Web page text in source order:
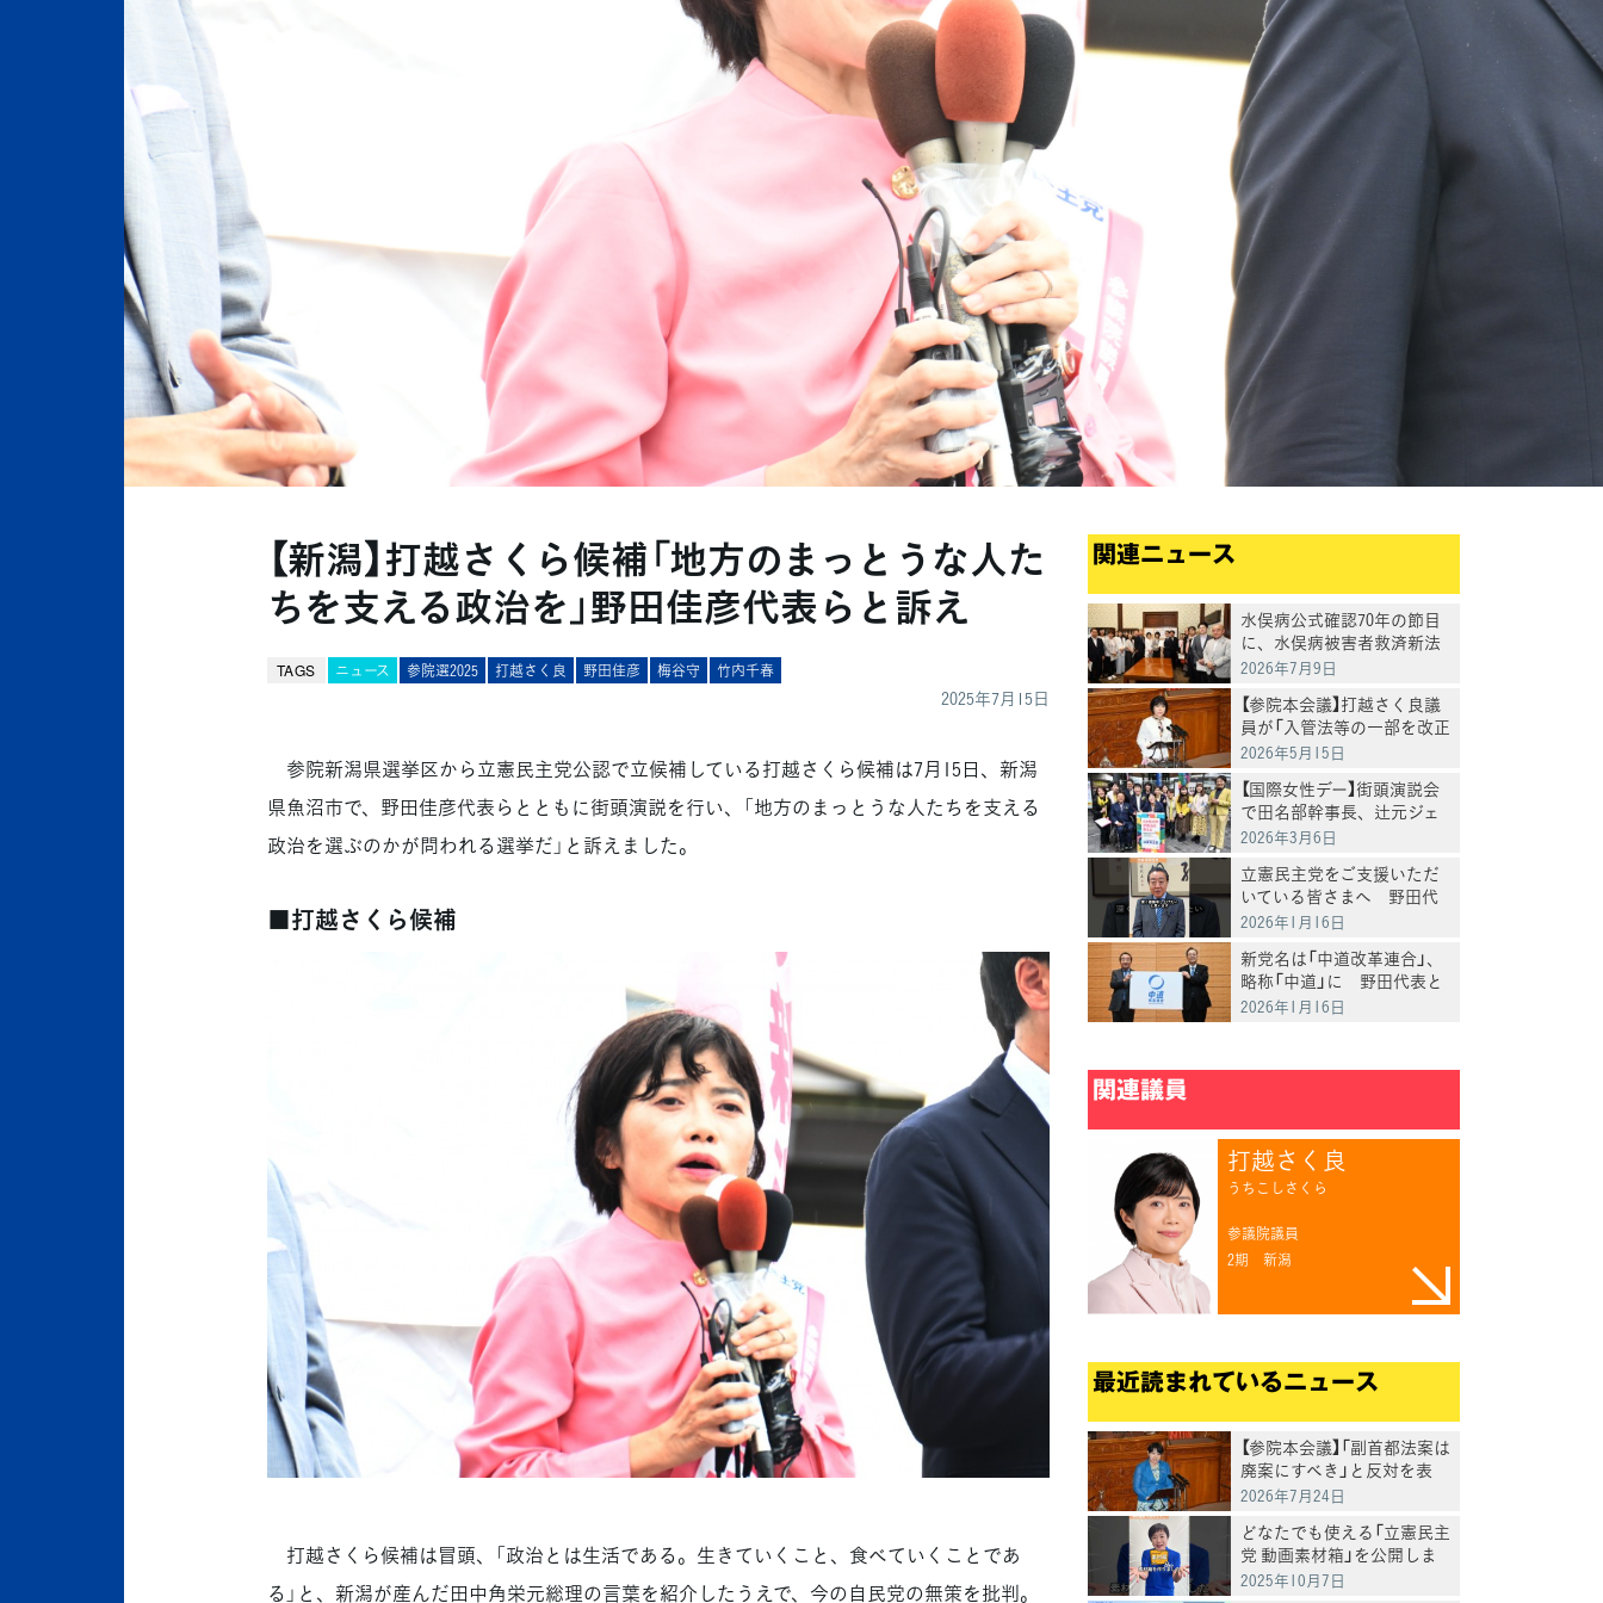
【新潟】打越さくら候補「地方のまっとうな人た
ちを支える政治を」野田佳彦代表らと訴え
TAGS ニュース 参院選2025 打越さく良 野田佳彦 梅谷守 竹内千春
2025年7月15日
参院新潟県選挙区から立憲民主党公認で立候補している打越さくら候補は7月15日、新潟
県魚沼市で、野田佳彦代表らとともに街頭演説を行い、「地方のまっとうな人たちを支える
政治を選ぶのかが問われる選挙だ」と訴えました。
■打越さくら候補
打越さくら候補は冒頭、「政治とは生活である。生きていくこと、食べていくことであ
る」と、新潟が産んだ田中角栄元総理の言葉を紹介したうえで、今の自民党の無策を批判。
関連ニュース
水俣病公式確認70年の節目
に、水俣病被害者救済新法
案提出
2026年7月9日
【参院本会議】打越さく良議
員が「入管法等の一部を改正
する法律案」について追及
2026年5月15日
【国際女性デー】街頭演説会
で田名部幹事長、辻元ジェ
ンダー本部長らが訴え
2026年3月6日
立憲民主党をご支援いただ
いている皆さまへ 野田代
表メッセージ
2026年1月16日
新党名は「中道改革連合」、
略称「中道」に 野田代表と
公明・斉藤代表が発表
2026年1月16日
関連議員
打越さく良
うちこしさくら
参議院議員
2期新潟
最近読まれているニュース
【参院本会議】「副首都法案は
廃案にすべき」と反対を表
明 岸真紀子議員
2026年7月24日
どなたでも使える「立憲民主
党 動画素材箱」を公開しま
した
2025年10月7日